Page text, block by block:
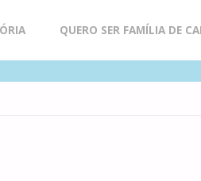
QUERO SER FAMÍLIA DE